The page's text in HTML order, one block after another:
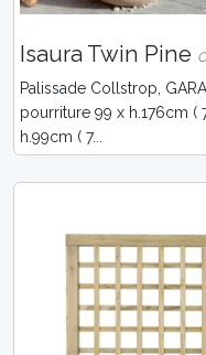
Isaura Twin Pine
Palissade Collstrop,
pourriture 99 x h.176cm (
h.99cm ( 7...